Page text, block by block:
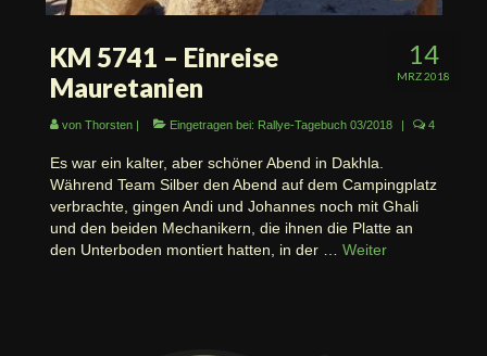
14
MRZ 2018
KM 5741 – Einreise
Mauretanien
von Thorsten | Eingetragen bei: Rallye-Tagebuch 03/2018 | 4
Es war ein kalter, aber schöner Abend in Dakhla.
Während Team Silber den Abend auf dem Campingplatz
verbrachte, gingen Andi und Johannes noch mit Ghali
und den beiden Mechanikern, die ihnen die Platte an
den Unterboden montiert hatten, in der … Weiter